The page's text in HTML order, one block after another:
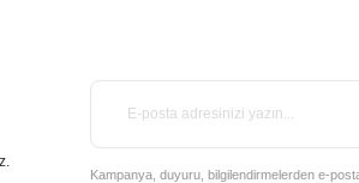
Kampanya, duyuru, bilgilendirmelerden e-